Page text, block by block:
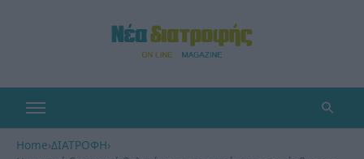
Home›ΔΙΑΤΡΟΦΗ›